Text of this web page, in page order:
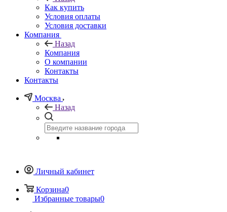
Как купить
Условия оплаты
Условия доставки
Компания
Назад
Компания
О компании
Контакты
Контакты
Москва
Назад
Личный кабинет
Корзина0
Избранные товары0